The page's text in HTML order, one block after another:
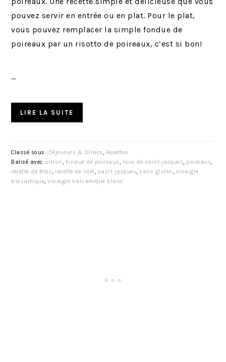
pouvez servir en entrée ou en plat. Pour le plat,
vous pouvez remplacer la simple fondue de
poireaux par un risotto de poireaux, c’est si bon!
…
LIRE LA SUITE
Classé sous : Déjeuners & Dîners, Recettes
Balisé avec :citron, fondue de poireaux, noix de saint-jacques, poireaux,
recette de fêtes, recette de noël , saint-jacques, sans gluten, vinaigre
balsamique,vinaigre balsamique blanc